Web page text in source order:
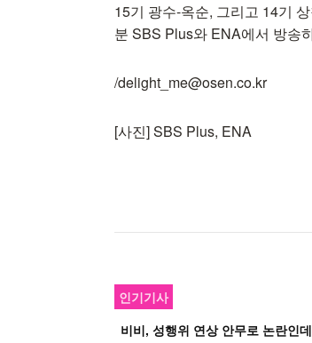
15기 광수-옥순, 그리고 14기
분 SBS Plus와 ENA에서 방송
/delight_me@osen.co.kr
[사진] SBS Plus, ENA
인기기사
비비, 성행위 연상 안무로 논란인